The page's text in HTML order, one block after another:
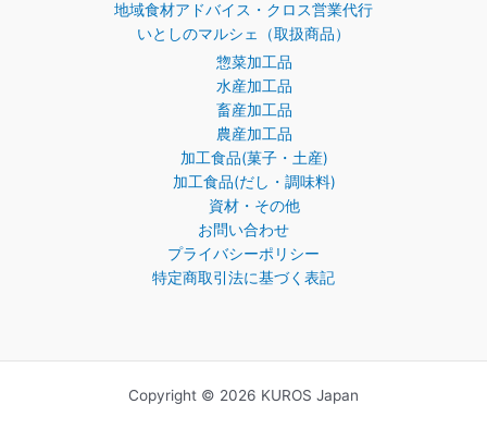
地域食材アドバイス・クロス営業代行
いとしのマルシェ（取扱商品）
惣菜加工品
水産加工品
畜産加工品
農産加工品
加工食品(菓子・土産)
加工食品(だし・調味料)
資材・その他
お問い合わせ
プライバシーポリシー
特定商取引法に基づく表記
Copyright © 2026 KUROS Japan